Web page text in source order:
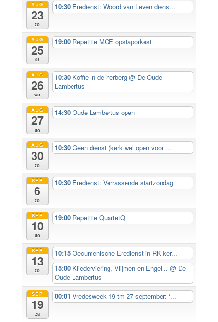
AUG
23
zo
10:30 Eredienst: Woord van Leven diens...
AUG
25
di
19:00 Repetitie MCE opstaporkest
AUG
26
wo
10:30 Koffie in de herberg@ De Oude
Lambertus
AUG
27
do
14:30Oude Lambertus open
AUG
30
zo
10:30Geen dienst (kerk wel open voor ...
SEP
6
zo
10:30 Eredienst: Verrassende startzondag
SEP
10
do
19:00 Repetitie QuartetQ
SEP
13
zo
10:15Oecumenische Eredienst in RK ker...
15:00 Kliederviering, Vlijmen en Engel...@ De
Oude Lambertus
SEP
19
za
00:01Vredesweek 19 tm 27 september: ‘...